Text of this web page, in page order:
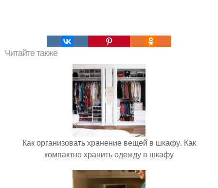
Читайте также
Как организовать хранение вещей в шкафу. Как
компактно хранить одежду в шкафу